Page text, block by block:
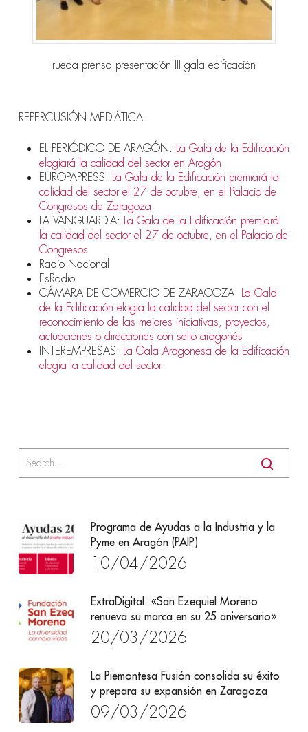
rueda prensa presentación III gala edificación
REPERCUSIÓN MEDIÁTICA:
EL PERIÓDICO DE ARAGÓN: La Gala de la Edificación
elogiará la calidad del sector en Aragón
EUROPAPRESS: La Gala de la Edificación premiará la
calidad del sector el 27 de octubre, en el Palacio de
Congresos de Zaragoza
LA VANGUARDIA: La Gala de la Edificación premiará
la calidad del sector el 27 de octubre, en el Palacio de
Congresos
Radio Nacional
EsRadio
CÁMARA DE COMERCIO DE ZARAGOZA: La Gala
de la Edificación elogia la calidad del sector con el
reconocimiento de las mejores iniciativas, proyectos,
actuaciones o direcciones con sello aragonés
INTEREMPRESAS: La Gala Aragonesa de la Edificación
elogia la calidad del sector
Programa de Ayudas a la Industria y la
Pyme en Aragón (PAIP)
10/04/2026
ExtraDigital: «San Ezequiel Moreno
renueva su marca en su 25 aniversario»
20/03/2026
La Piemontesa Fusión consolida su éxito
y prepara su expansión en Zaragoza
09/03/2026